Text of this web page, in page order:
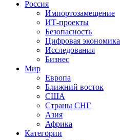
Россия
Импортозамещение
ИТ-проекты
Безопасность
Цифровая экономика
Исследования
Бизнес
Мир
Европа
Ближний восток
США
Страны СНГ
Азия
Африка
Категории